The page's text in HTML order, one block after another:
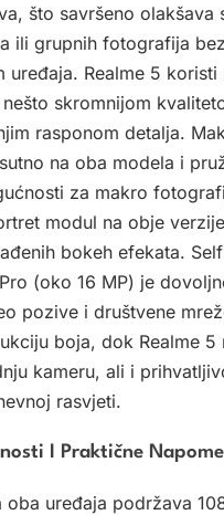
što savršeno olakšava
ili grupnih fotografija
uređaja. Realme 5 koristi
skromnijom
rasponom detalja.
na oba modela i
za makro
modul na obje
bokeh efekata.
(oko 16 MP) je
pozive i društvene
boja, dok Realme 5
kameru, ali i
rasvjeti.
I Praktične
oba uređaja podržava